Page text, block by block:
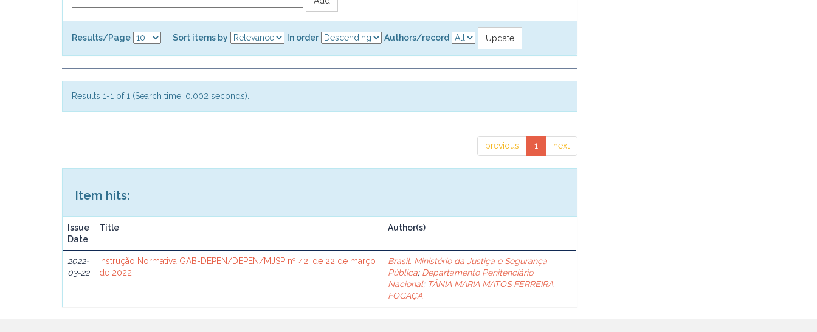
Results/Page Sort items by In order Authors/record
Results 1-1 of 1 (Search time: 0.002 seconds).
previous 1 next
Item hits:
Issue
Date
Title Author(s)
2022-
03-22
Instrução Normativa GAB-DEPEN/DEPEN/MJSP nº 42, de 22 de março
de 2022
Brasil. Ministério da Justiça e Segurança
Pública; Departamento Penitenciário
Nacional; TÂNIA MARIA MATOS FERREIRA
FOGAÇA